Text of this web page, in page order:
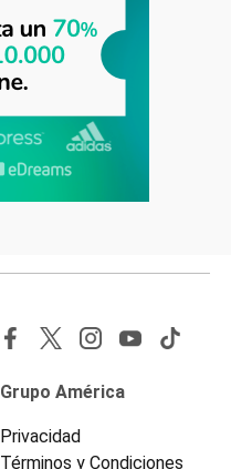
Grupo América
Privacidad
Términos y Condiciones